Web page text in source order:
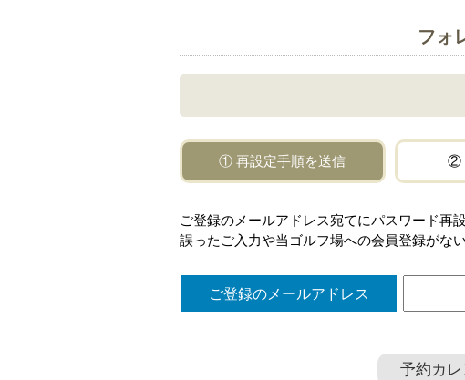
フォ
① 再設定手順を送信 ②
ご登録のメールアドレス宛てにパスワード再
誤ったご入力や当ゴルフ場への会員登録がな
ご登録のメールアドレス
予約カ